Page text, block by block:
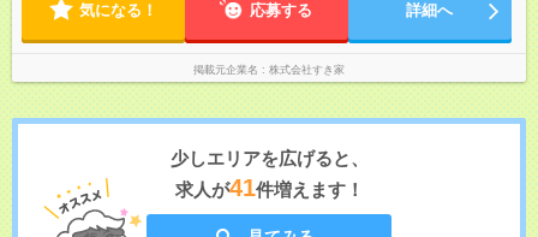
気になる！ 応募する 詳細へ
掲載元企業名 株式会社すき家
少しエリアを広げると、
求人が41件増えます！